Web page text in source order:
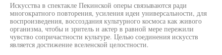
Искусства в спектакле Пекинской оперы связываются ради
многократного повторения, усиления идеи универсальности, для
воспроизведения, воссоздания культурного космоса как живого
организма, чтобы и зритель и актер в равной мере пережили
чувство сопричастности культуре. Целью соединения искусств
является достижение вселенской целостности.